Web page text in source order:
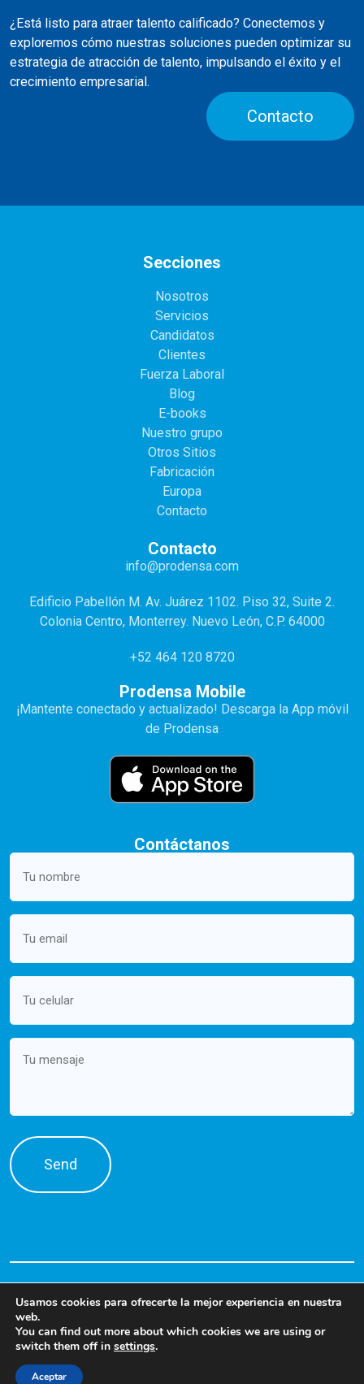
¿Está listo para atraer talento calificado? Conectemos y
exploremos cómo nuestras soluciones pueden optimizar su
estrategia de atracción de talento, impulsando el éxito y el
crecimiento empresarial.
Contacto
Secciones
Nosotros
Servicios
Candidatos
Clientes
Fuerza Laboral
Blog
E-books
Nuestro grupo
Otros Sitios
Fabricación
Europa
Contacto
Contacto
info@prodensa.com
Edificio Pabellón M. Av. Juárez 1102. Piso 32, Suite 2.
Colonia Centro, Monterrey. Nuevo León, C.P. 64000
+52 464 120 8720
Prodensa Mobile
¡Mantente conectado y actualizado! Descarga la App móvil
de Prodensa
Contáctanos
©2026 PRODENSA. Talent Solutions
Usamos cookies para ofrecerte la mejor experiencia en nuestra
web.
You can find out more about which cookies we are using or
switch them off in settings.
Aceptar